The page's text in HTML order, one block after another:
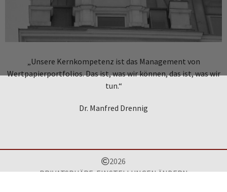
„Unsere Kernkompetenz ist das Management von
Wertpapierportfolios. Das ist, was wir können, das ist, was wir
tun.“
Dr. Manfred Drennig
2026
PRIVATSPHÄRE-EINSTELLUNGEN ÄNDERN